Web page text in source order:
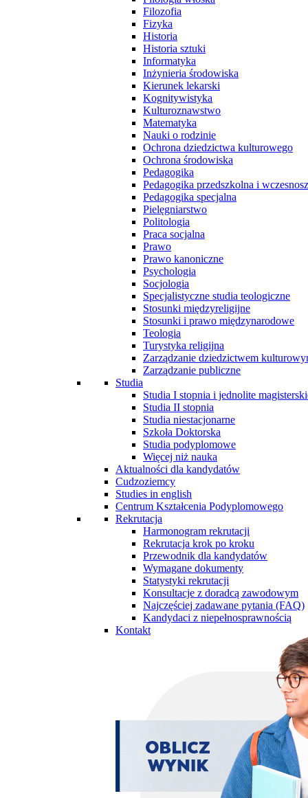
Filozofia
Fizyka
Historia
Historia sztuki
Informatyka
Inżynieria środowiska
Kierunek lekarski
Kognitywistyka
Kulturoznawstwo
Matematyka
Nauki o rodzinie
Ochrona dziedzictwa kulturowego
Ochrona środowiska
Pedagogika
Pedagogika przedszkolna i
Pedagogika specjalna
Pielęgniarstwo
Politologia
Praca socjalna
Prawo
Prawo kanoniczne
Psychologia
Socjologia
Specjalistyczne studia teologiczne
Stosunki międzyreligijne
Stosunki i prawo międzynarodowe
Teologia
Turystyka religijna
Zarządzanie dziedzictwem
Zarządzanie publiczne
Studia
Studia I stopnia i jednolite
Studia II stopnia
Studia niestacjonarne
Szkoła Doktorska
Studia podyplomowe
Więcej niż nauka
Aktualności dla kandydatów
Cudzoziemcy
Studies in english
Centrum Kształcenia Podyplomowego
Rekrutacja
Harmonogram rekrutacji
Rekrutacja krok po kroku
Przewodnik dla kandydatów
Wymagane dokumenty
Statystyki rekrutacji
Konsultacje z doradcą zawodowym
Najczęściej zadawane pytania (FAQ)
Kandydaci z niepełnosprawnością
Kontakt